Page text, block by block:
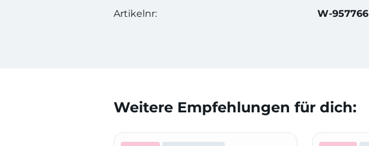
Artikelnr: W-957766
Weitere Empfehlungen für dich: